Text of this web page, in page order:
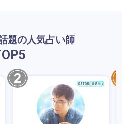
題の人気占い師
5
2